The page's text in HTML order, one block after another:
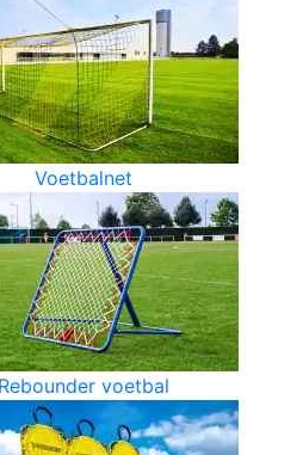
Voetbalnet
Rebounder voetbal